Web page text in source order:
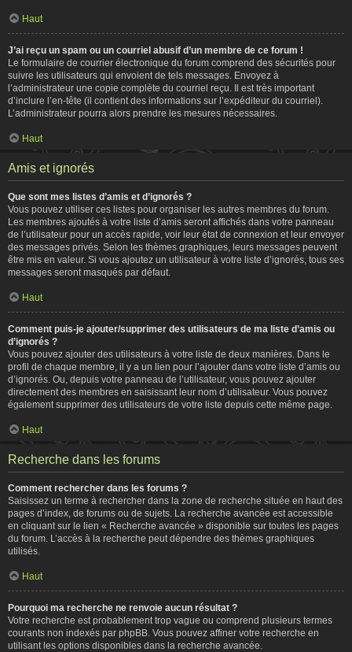
Haut
J’ai reçu un spam ou un courriel abusif d’un membre de ce forum !
Le formulaire de courrier électronique du forum comprend des sécurités pour
suivre les utilisateurs qui envoient de tels messages. Envoyez à
l’administrateur une copie complète du courriel reçu. Il est très important
d’inclure l’en-tête (il contient des informations sur l’expéditeur du courriel).
L’administrateur pourra alors prendre les mesures nécessaires.
Haut
Amis et ignorés
Que sont mes listes d’amis et d’ignorés ?
Vous pouvez utiliser ces listes pour organiser les autres membres du forum.
Les membres ajoutés à votre liste d’amis seront affichés dans votre panneau
de l’utilisateur pour un accès rapide, voir leur état de connexion et leur envoyer
des messages privés. Selon les thèmes graphiques, leurs messages peuvent
être mis en valeur. Si vous ajoutez un utilisateur à votre liste d’ignorés, tous ses
messages seront masqués par défaut.
Haut
Comment puis-je ajouter/supprimer des utilisateurs de ma liste d’amis ou
d’ignorés ?
Vous pouvez ajouter des utilisateurs à votre liste de deux manières. Dans le
profil de chaque membre, il y a un lien pour l’ajouter dans votre liste d’amis ou
d’ignorés. Ou, depuis votre panneau de l’utilisateur, vous pouvez ajouter
directement des membres en saisissant leur nom d’utilisateur. Vous pouvez
également supprimer des utilisateurs de votre liste depuis cette même page.
Haut
Recherche dans les forums
Comment rechercher dans les forums ?
Saisissez un terme à rechercher dans la zone de recherche située en haut des
pages d’index, de forums ou de sujets. La recherche avancée est accessible
en cliquant sur le lien « Recherche avancée » disponible sur toutes les pages
du forum. L’accès à la recherche peut dépendre des thèmes graphiques
utilisés.
Haut
Pourquoi ma recherche ne renvoie aucun résultat ?
Votre recherche est probablement trop vague ou comprend plusieurs termes
courants non indexés par phpBB. Vous pouvez affiner votre recherche en
utilisant les options disponibles dans la recherche avancée.